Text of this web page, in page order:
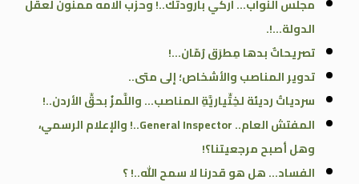
مجلس النواب… اركي بارودتك..! وحزب الامه ممنون لعقل
الدولة…!.
تصريحاتٌ بدها مِطرَق رُمّان…!
تدوير المناصب والأشخاص؛ إلى متى..
سردياتُ رديئة لخِتِّياريَّةِ المناصب… واللَّمزُ بحقِّ الأردن..!
المفتش العام.. General Inspector..! والإعلام الرسمي،
وهل أصبح مرجعيتنا؟!
الفساد… هل هو قدرنا لا سمح الله..! ؟